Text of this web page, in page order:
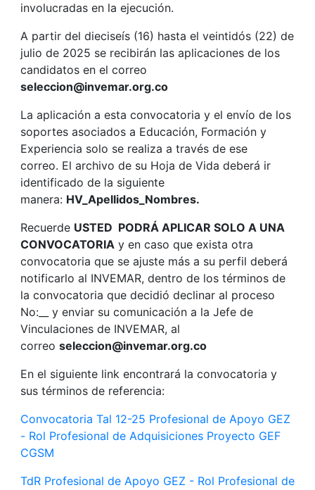
involucradas en la ejecución.
A partir del dieciseís (16) hasta el veintidós (22) de
julio de 2025 se recibirán las aplicaciones de los
candidatos en el correo
seleccion@invemar.org.co
La aplicación a esta convocatoria y el envío de los
soportes asociados a Educación, Formación y
Experiencia solo se realiza a través de ese
correo. El archivo de su Hoja de Vida deberá ir
identificado de la siguiente
manera: HV_Apellidos_Nombres.
Recuerde USTED PODRÁ APLICAR SOLO A UNA
CONVOCATORIA y en caso que exista otra
convocatoria que se ajuste más a su perfil deberá
notificarlo al INVEMAR, dentro de los términos de
la convocatoria que decidió declinar al proceso
No:__ y enviar su comunicación a la Jefe de
Vinculaciones de INVEMAR, al
correo seleccion@invemar.org.co
En el siguiente link encontrará la convocatoria y
sus términos de referencia:
Convocatoria Tal 12-25 Profesional de Apoyo GEZ
- Rol Profesional de Adquisiciones Proyecto GEF
CGSM
TdR Profesional de Apoyo GEZ - Rol Profesional de